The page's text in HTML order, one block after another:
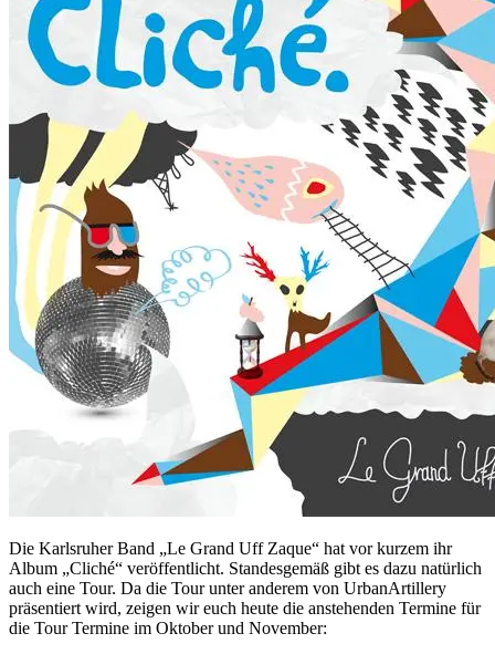
Die Karlsruher Band „Le Grand Uff Zaque“ hat vor kurzem ihr
Album „Cliché“ veröffentlicht. Standesgemäß gibt es dazu natürlich
auch eine Tour. Da die Tour unter anderem von UrbanArtillery
präsentiert wird, zeigen wir euch heute die anstehenden Termine für
die Tour Termine im Oktober und November: